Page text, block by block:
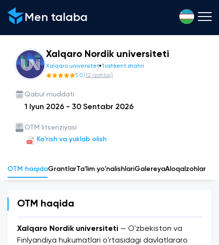
Men talaba
Xalqaro Nordik universiteti
Xalqaro universitet Toshkent shahri
5.0(12 Izohlar)
Qabul muddati
1 Iyun 2026 - 30 Sentabr 2026
OTM litsenziyasi
Ko'rish va yuklab olish
OTM haqidaGrantlarTa'lim yo'nalishlariGalereyaAloqa Izohlar
OTM haqida
Xalqaro Nordik universiteti — O'zbekiston va
Finlyandiya hukumatlari o'rtasidagi davlatlararo